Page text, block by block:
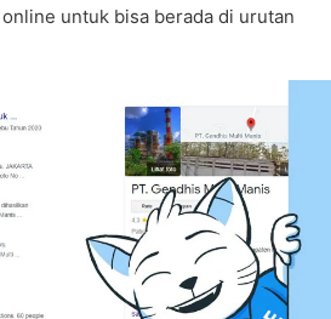
untuk bisa berada di urutan